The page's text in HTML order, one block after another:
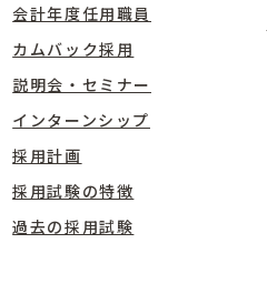
会計年度任用職員
カムバック採用
説明会・セミナー
インターンシップ
採用計画
採用試験の特徴
過去の採用試験